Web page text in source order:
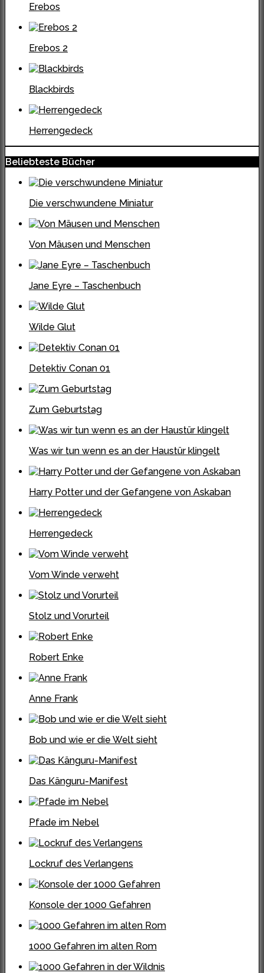
Erebos
Erebos 2
Blackbirds
Herrengedeck
Beliebteste Bücher
Die verschwundene Miniatur
Von Mäusen und Menschen
Jane Eyre – Taschenbuch
Wilde Glut
Detektiv Conan 01
Zum Geburtstag
Was wir tun wenn es an der Haustür klingelt
Harry Potter und der Gefangene von Askaban
Herrengedeck
Vom Winde verweht
Stolz und Vorurteil
Robert Enke
Anne Frank
Bob und wie er die Welt sieht
Das Känguru-Manifest
Pfade im Nebel
Lockruf des Verlangens
Konsole der 1000 Gefahren
1000 Gefahren im alten Rom